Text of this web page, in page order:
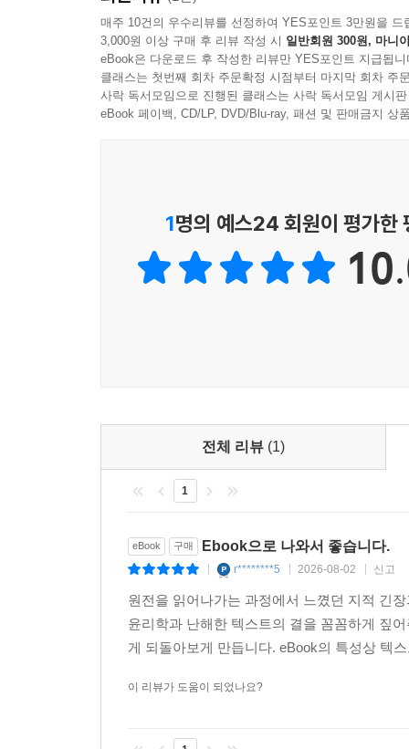
심층적 분석과 친근한 예시로 풀어내는
『전체성과 무한』
『전체성과 무한 강해』는 위와 같은 어려움을
『전체성과 무한 강해』는 친절한 안내서이지
일이지만 지나친 가지치기는 볼품없이 앙상해진
쟁점들을 오롯이 마주한다. 그 과정에서 레비나
『전체성과 무한 강해』의 묘미는 레비나스의 텍
레비나스 철학의 새로운 해석을 제시한다는 점에
레비나스의 철학은 ‘타자성의 윤리학’, ‘타인
사건의 드라마를 그려 낸다. 이 드라마는 분리
외재성을 경험하고, 가족과 세대 간 관계를 통
유기적으로 연결되어 있는지를 명확히 보여 준다.
한편, 레비나스에게 있어 진정한 다원주의란 단
삶의 중심으로서 절대적 존재로 인정받는 사회
매주 10건의 우수리뷰를 선정하여 YES포인트 3만원을 드
3,000원 이상 구매 후 리뷰 작성 시 일반회원 300원, 마니
eBook은 다운로드 후 작성한 리뷰만 YES포인트 지급됩니
클래스는 첫번째 회차 주문확정 시점부터 마지막 회차 주
사락 독서모임으로 진행된 클래스는 사락 독서모임 게시
eBook 페이백, CD/LP, DVD/Blu-ray, 패션 및 판매금지 상
1명의 예스24 회원이 평가한
전체 리뷰 (1)
1
eBook 구매 Ebook으로 나와서 좋습니다.
r********5 2026-08-02 신고
원전을 읽어나가는 과정에서 느꼈던 지적 긴
윤리학과 난해한 텍스트의 결을 꼼꼼하게 짚
게 되돌아보게 만듭니다. eBook의 특성상 텍
이 리뷰가 도움이 되었나요?